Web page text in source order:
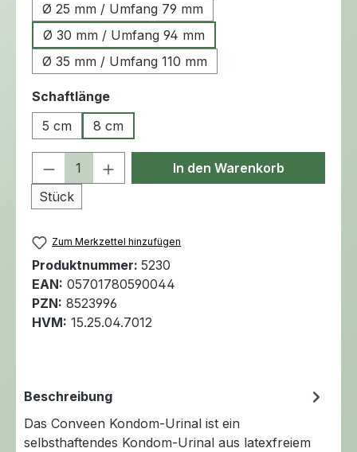
Ø 25 mm / Umfang 79 mm
Ø 30 mm / Umfang 94 mm
Ø 35 mm / Umfang 110 mm
Schaftlängeauswählen
5 cm
8 cm
Produkt Anzahl: Gib den
Stück
In den Warenkorb
Zum Merkzettel hinzufügen
Produktnummer: 5230
EAN: 05701780590044
PZN: 8523996
HVM: 15.25.04.7012
Beschreibung
Das Conveen Kondom-Urinal ist ein
selbsthaftendes Kondom-Urinal aus latexfreiem